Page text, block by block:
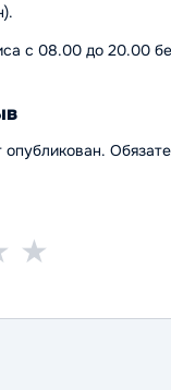
с 08.00 до 20.00
5
—
★